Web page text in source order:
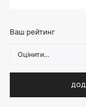
Ваш рейтинг